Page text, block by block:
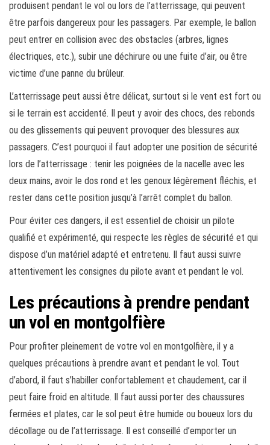
produisent pendant le vol ou lors de l’atterrissage, qui peuvent
être parfois dangereux pour les passagers. Par exemple, le ballon
peut entrer en collision avec des obstacles (arbres, lignes
électriques, etc.), subir une déchirure ou une fuite d’air, ou être
victime d’une panne du brûleur.
L’atterrissage peut aussi être délicat, surtout si le vent est fort ou
si le terrain est accidenté. Il peut y avoir des chocs, des rebonds
ou des glissements qui peuvent provoquer des blessures aux
passagers. C’est pourquoi il faut adopter une position de sécurité
lors de l’atterrissage : tenir les poignées de la nacelle avec les
deux mains, avoir le dos rond et les genoux légèrement fléchis, et
rester dans cette position jusqu’à l’arrêt complet du ballon.
Pour éviter ces dangers, il est essentiel de choisir un pilote
qualifié et expérimenté, qui respecte les règles de sécurité et qui
dispose d’un matériel adapté et entretenu. Il faut aussi suivre
attentivement les consignes du pilote avant et pendant le vol.
Les précautions à prendre pendant
un vol en montgolfière
Pour profiter pleinement de votre vol en montgolfière, il y a
quelques précautions à prendre avant et pendant le vol. Tout
d’abord, il faut s’habiller confortablement et chaudement, car il
peut faire froid en altitude. Il faut aussi porter des chaussures
fermées et plates, car le sol peut être humide ou boueux lors du
décollage ou de l’atterrissage. Il est conseillé d’emporter un